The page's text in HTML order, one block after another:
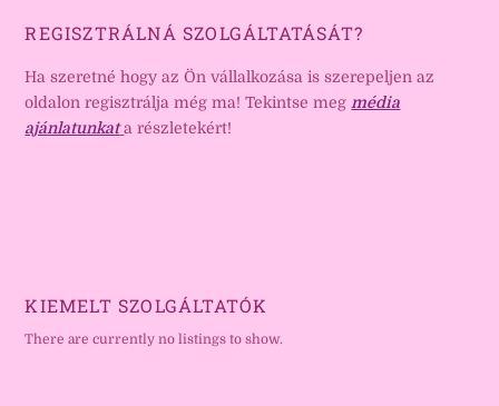
REGISZTRÁLNÁ SZOLGÁLTATÁSÁT?
Ha szeretné hogy az Ön vállalkozása is szerepeljen az
oldalon regisztrálja még ma! Tekintse meg média
ajánlatunkat a részletekért!
KIEMELT SZOLGÁLTATÓK
There are currently no listings to show.